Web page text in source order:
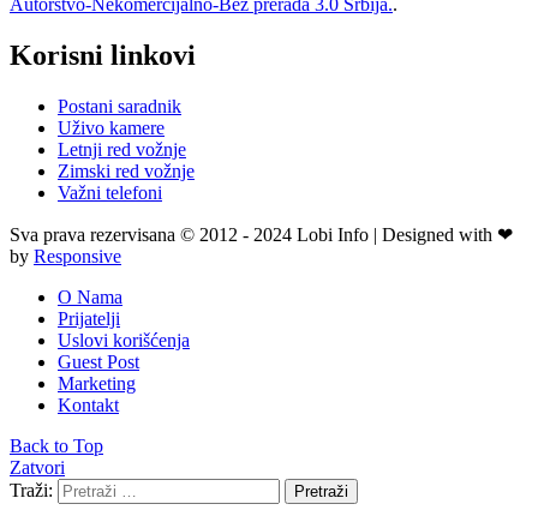
Autorstvo-Nekomercijalno-Bez prerada 3.0 Srbija..
Korisni linkovi
Postani saradnik
Uživo kamere
Letnji red vožnje
Zimski red vožnje
Važni telefoni
Sva prava rezervisana © 2012 - 2024 Lobi Info | Designed with ❤
by Responsive
O Nama
Prijatelji
Uslovi korišćenja
Guest Post
Marketing
Kontakt
Back to Top
Zatvori
Traži:
Pretraži